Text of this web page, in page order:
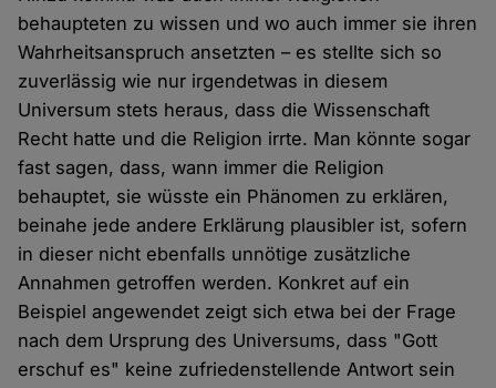
behaupteten zu wissen und wo auch immer sie ihren
Wahrheitsanspruch ansetzten – es stellte sich so
zuverlässig wie nur irgendetwas in diesem
Universum stets heraus, dass die Wissenschaft
Recht hatte und die Religion irrte. Man könnte sogar
fast sagen, dass, wann immer die Religion
behauptet, sie wüsste ein Phänomen zu erklären,
beinahe jede andere Erklärung plausibler ist, sofern
in dieser nicht ebenfalls unnötige zusätzliche
Annahmen getroffen werden. Konkret auf ein
Beispiel angewendet zeigt sich etwa bei der Frage
nach dem Ursprung des Universums, dass "Gott
erschuf es" keine zufriedenstellende Antwort sein